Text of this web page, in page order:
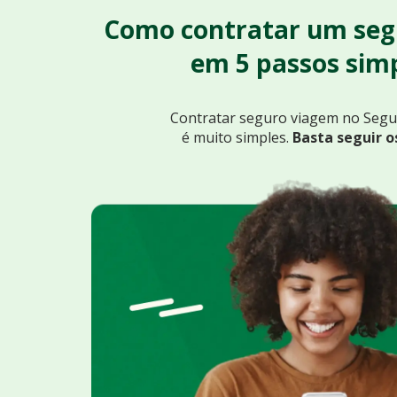
Como contratar um
em 5 passos
Contratar seguro viagem no
é muito simples. Basta seguir